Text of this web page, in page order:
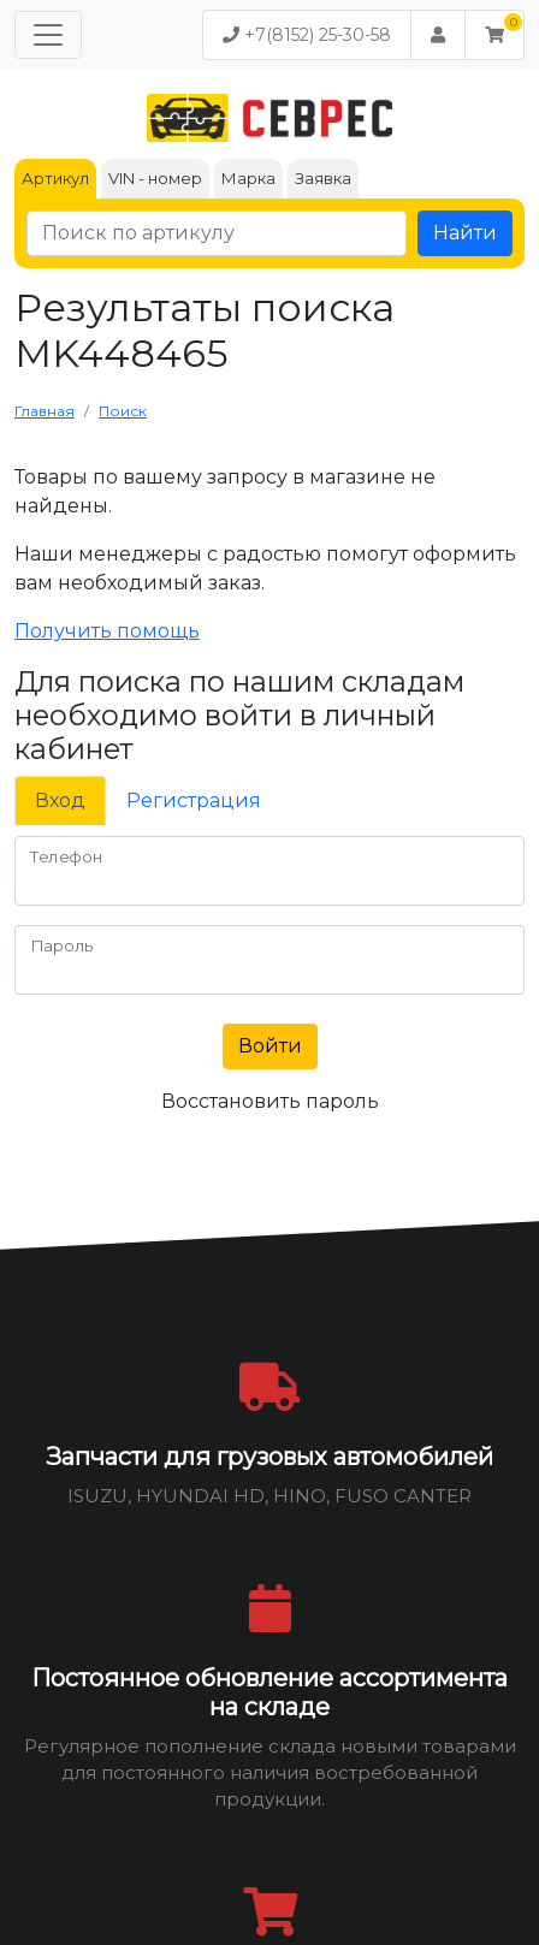
+7(8152) 25-30-58
Артикул VIN - номер Марка Заявка
Найти
Результаты поиска
MK448465
Главная Поиск
Товары по вашему запросу в магазине не
найдены.
Наши менеджеры с радостью помогут оформить
вам необходимый заказ.
Получить помощь
Для поиска по нашим складам
необходимо войти в личный
кабинет
Вход Регистрация
Телефон
Пароль
Войти
Восстановить пароль
Запчасти для грузовых автомобилей
ISUZU, HYUNDAI HD, HINO, FUSO CANTER
Постоянное обновление ассортимента
на складе
Регулярное пополнение склада новыми товарами
для постоянного наличия востребованной
продукции.